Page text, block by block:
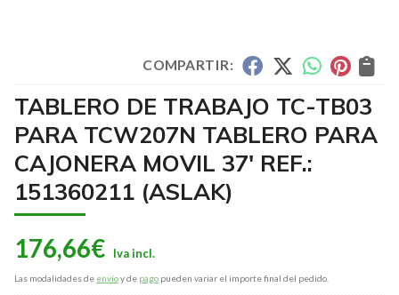
COMPARTIR:
TABLERO DE TRABAJO TC-TB03
PARA TCW207N TABLERO PARA
CAJONERA MOVIL 37' REF.:
151360211 (ASLAK)
176,66€
Las modalidades de envíoy de pago pueden variar el importe final del pedido.